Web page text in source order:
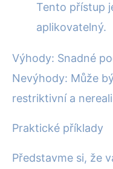
Tento přístup
aplikovatelný.
Výhody: Snadné
Nevýhody: Může
restriktivní a
Praktické příklady
Představme si, že